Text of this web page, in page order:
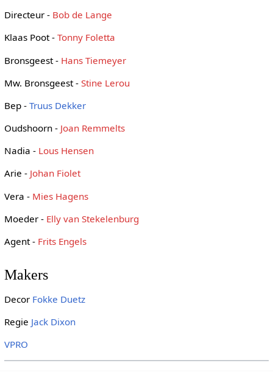
Directeur - Bob de Lange
Klaas Poot - Tonny Foletta
Bronsgeest - Hans Tiemeyer
Mw. Bronsgeest - Stine Lerou
Bep - Truus Dekker
Oudshoorn - Joan Remmelts
Nadia - Lous Hensen
Arie - Johan Fiolet
Vera - Mies Hagens
Moeder - Elly van Stekelenburg
Agent - Frits Engels
Makers
Decor Fokke Duetz
Regie Jack Dixon
VPRO